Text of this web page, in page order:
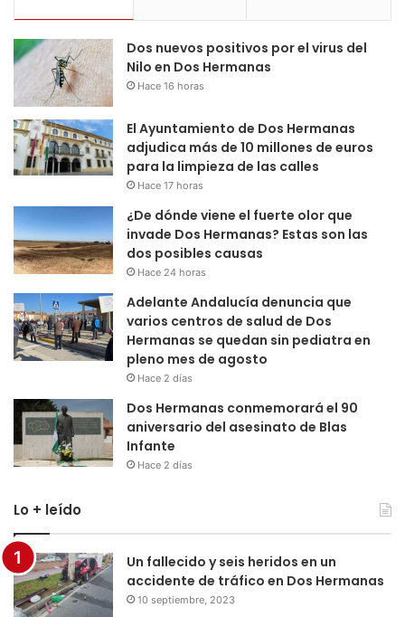
Dos nuevos positivos por el virus del
Nilo en Dos Hermanas
Hace 16 horas
El Ayuntamiento de Dos Hermanas
adjudica más de 10 millones de euros
para la limpieza de las calles
Hace 17 horas
¿De dónde viene el fuerte olor que
invade Dos Hermanas? Estas son las
dos posibles causas
Hace 24 horas
Adelante Andalucía denuncia que
varios centros de salud de Dos
Hermanas se quedan sin pediatra en
pleno mes de agosto
Hace 2 días
Dos Hermanas conmemorará el 90
aniversario del asesinato de Blas
Infante
Hace 2 días
Lo + leído
Un fallecido y seis heridos en un
accidente de tráfico en Dos Hermanas
10 septiembre, 2023